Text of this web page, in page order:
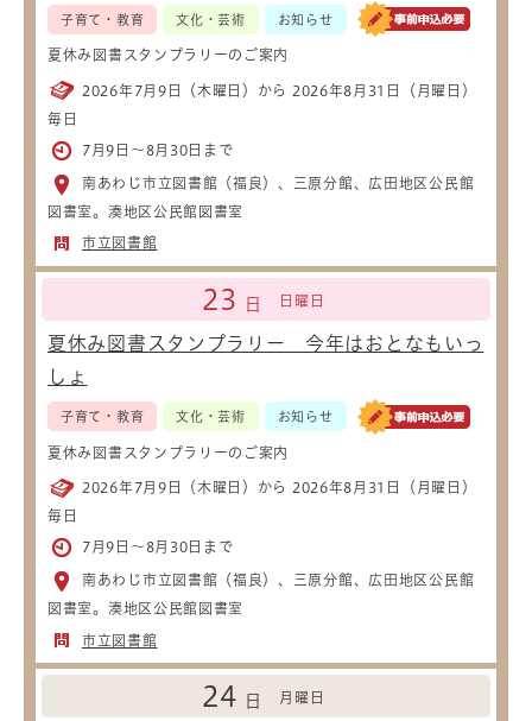
子育て・教育 文化・芸術 お知らせ
夏休み図書スタンプラリーのご案内
2026年7月9日（木曜日）から 2026年8月31日（月曜日）
毎日
7月9日～8月30日まで
南あわじ市立図書館（福良）、三原分館、広田地区公民館
図書室。湊地区公民館図書室
市立図書館
23 日 日曜日
夏休み図書スタンプラリー 今年はおとなもいっ
しょ
子育て・教育 文化・芸術 お知らせ
夏休み図書スタンプラリーのご案内
2026年7月9日（木曜日）から 2026年8月31日（月曜日）
毎日
7月9日～8月30日まで
南あわじ市立図書館（福良）、三原分館、広田地区公民館
図書室。湊地区公民館図書室
市立図書館
24 日 月曜日